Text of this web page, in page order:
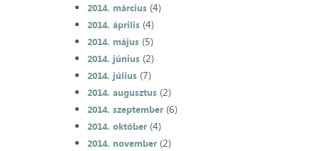
2014. március(4)
2014. április(4)
2014. május(5)
2014. június(2)
2014. július(7)
2014. augusztus(2)
2014. szeptember(6)
2014. október(4)
2014. november(2)